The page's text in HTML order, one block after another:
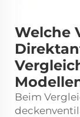
Welche
Beim